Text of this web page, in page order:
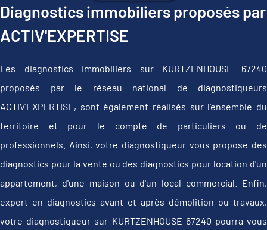
Diagnostics immobiliers proposés par
ACTIV'EXPERTISE
Les diagnostics immobiliers sur KURTZENHOUSE 67240
proposés par le réseau national de diagnostiqueurs
ACTIV'EXPERTISE, sont également réalisés sur l'ensemble du
territoire et pour le compte de particuliers ou de
professionnels. Ainsi, votre diagnostiqueur vous propose des
diagnostics pour la vente ou des diagnostics pour location d'un
appartement, d'une maison ou d'un local commercial. Enfin,
expert en diagnostics avant et après démolition ou travaux,
votre diagnostiqueur sur KURTZENHOUSE 67240 pourra vous